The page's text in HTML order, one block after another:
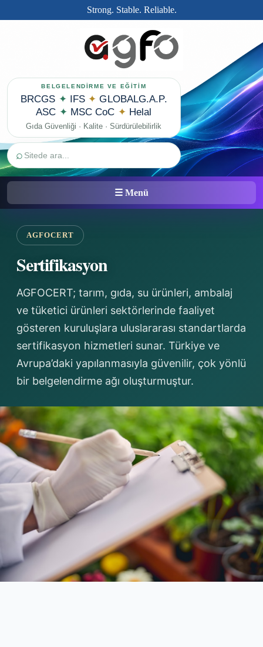
Strong. Stable. Reliable.
BELGELENDİRME VE EĞİTİM
BRCGS ✦ IFS ✦ GLOBALG.A.P.
ASC ✦ MSC CoC ✦ Helal
Gıda Güvenliği · Kalite · Sürdürülebilirlik
⌕
☰ Menü
AGFOCERT
Sertifikasyon
AGFOCERT; tarım, gıda, su ürünleri, ambalaj
ve tüketici ürünleri sektörlerinde faaliyet
gösteren kuruluşlara uluslararası standartlarda
sertifikasyon hizmetleri sunar. Türkiye ve
Avrupa’daki yapılanmasıyla güvenilir, çok yönlü
bir belgelendirme ağı oluşturmuştur.